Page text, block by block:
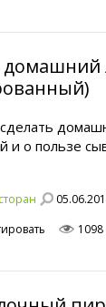
и о пользе